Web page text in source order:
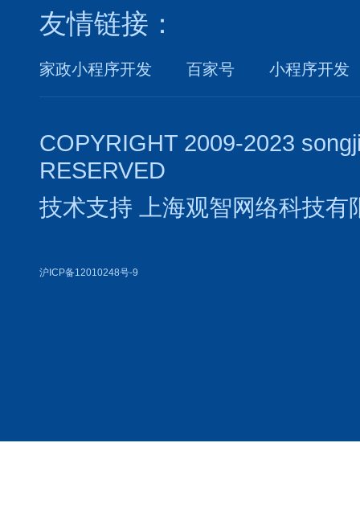
友情链接：
家政小程序开发 百家号 小程序开发
COPYRIGHT 2009-2023
RESERVED
技术支持
上海观智网络科技有
沪ICP备12010248号-9